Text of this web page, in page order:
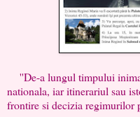
''De-a lungul timpului inima
nationala, iar itinerariul sau
frontire si decizia regimurilor